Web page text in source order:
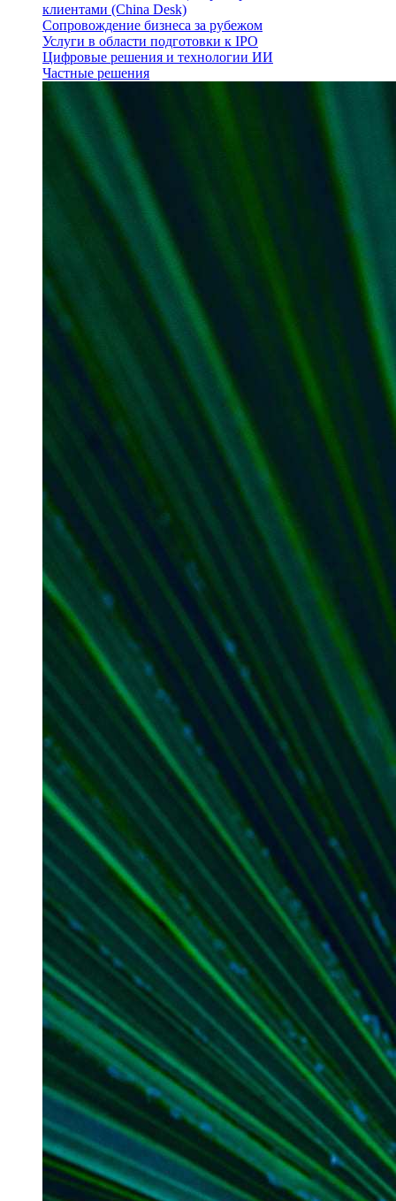
клиентами (China Desk)
Сопровождение бизнеса за рубежом
Услуги в области подготовки к IPO
Цифровые решения и технологии ИИ
Частные решения